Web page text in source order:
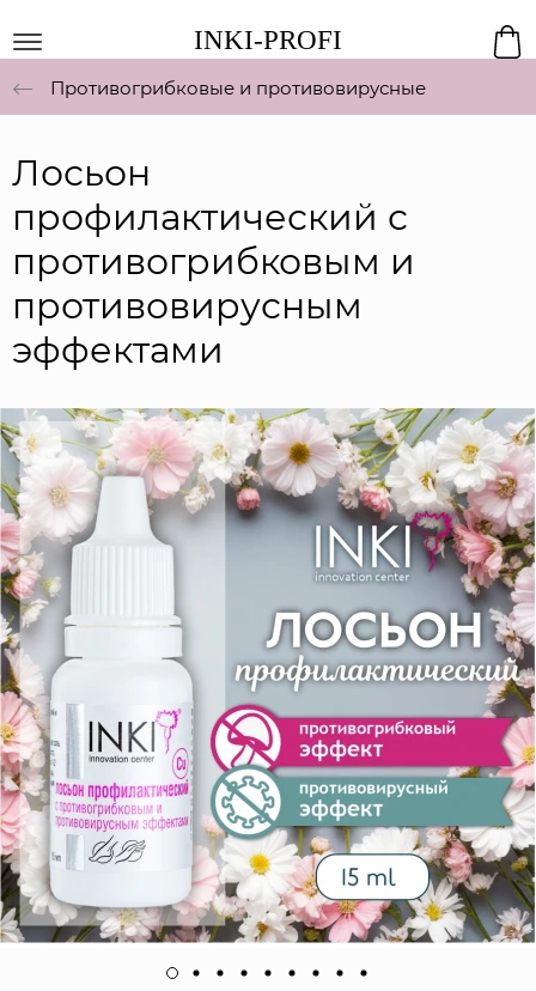
INKI-PROFI
Противогрибковые и противовирусные
Лосьон
профилактический с
противогрибковым и
противовирусным
эффектами